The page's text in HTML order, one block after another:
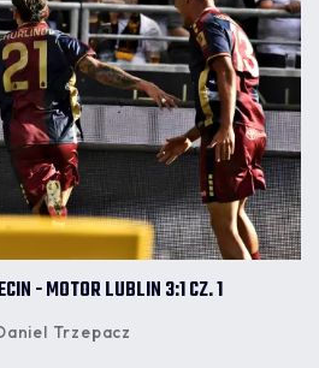
- MOTOR LUBLIN 3:1 CZ. 1
Trzepacz